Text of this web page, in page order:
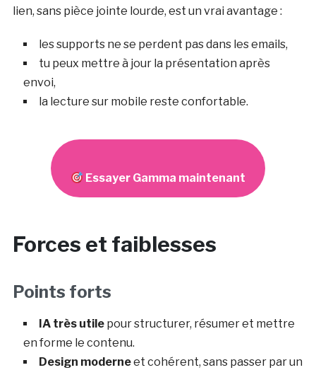
lien, sans pièce jointe lourde, est un vrai avantage :
les supports ne se perdent pas dans les emails,
tu peux mettre à jour la présentation après
envoi,
la lecture sur mobile reste confortable.
Essayer Gamma maintenant
Forces et faiblesses
Points forts
IA très utilepour structurer, résumer et mettre
en forme le contenu.
Design moderneet cohérent, sans passer par un